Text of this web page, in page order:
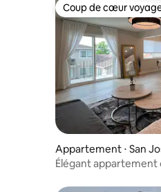
Coup de cœur
Coup de cœur
Appartement ⋅ San
Élégant appartement